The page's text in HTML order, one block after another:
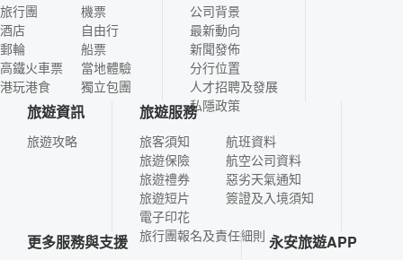
旅行團
酒店
郵輪
高鐵火車票
港玩港食
機票
自由行
船票
當地體驗
獨立包團
公司背景
最新動向
新聞發佈
分行位置
人才招聘及發展
私隱政策
旅遊資訊
旅遊攻略
旅遊服務
旅客須知
旅遊保險
旅遊禮券
旅遊短片
電子印花
航班資料
航空公司資料
惡劣天氣通知
簽證及入境須知
旅行團報名及責任細則
更多服務與支援 永安旅遊APP